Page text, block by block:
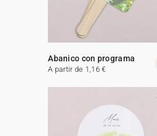
Abanico con programa
A partir de 1,16 €